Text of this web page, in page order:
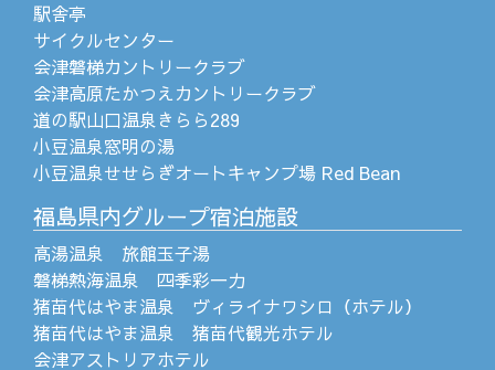
駅舎亭
サイクルセンター
会津磐梯カントリークラブ
会津高原たかつえカントリークラブ
道の駅山口温泉きらら289
小豆温泉窓明の湯
小豆温泉せせらぎオートキャンプ場 Red Bean
福島県内グループ宿泊施設
高湯温泉 旅館玉子湯
磐梯熱海温泉 四季彩一力
猪苗代はやま温泉 ヴィライナワシロ（ホテル）
猪苗代はやま温泉 猪苗代観光ホテル
会津アストリアホテル